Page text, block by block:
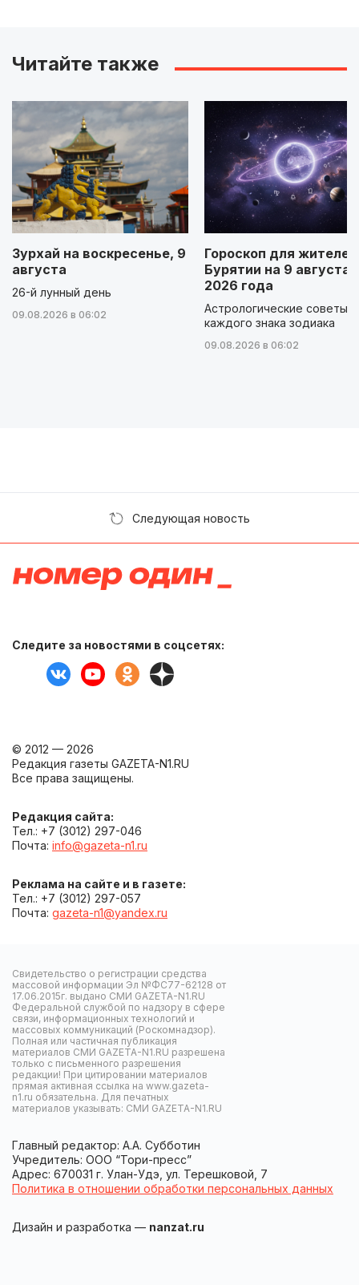
Читайте также
Зурхай на воскресенье, 9
августа
26-й лунный день
09.08.2026 в 06:02
Гороскоп для жителей
Бурятии на 9 августа
2026 года
Астрологические советы
каждого знака зодиака
09.08.2026 в 06:02
Следующая новость
Следите за новостями в соцсетях:
© 2012 — 2026
Редакция газеты GAZETA-N1.RU
Все права защищены.
Редакция сайта:
Тел.: +7 (3012) 297-046
Почта: info@gazeta-n1.ru
Реклама на сайте и в газете:
Тел.: +7 (3012) 297-057
Почта: gazeta-n1@yandex.ru
Свидетельство о регистрации средства
массовой информации Эл №ФС77-62128 от
17.06.2015г. выдано СМИ GAZETA-N1.RU
Федеральной службой по надзору в сфере
связи, информационных технологий и
массовых коммуникаций (Роскомнадзор).
Полная или частичная публикация
материалов СМИ GAZETA-N1.RU разрешена
только с письменного разрешения
редакции! При цитировании материалов
прямая активная ссылка на www.gazeta-
n1.ru обязательна. Для печатных
материалов указывать: СМИ GAZETA-N1.RU
Главный редактор: А.А. Субботин
Учредитель: ООО “Тори-пресс”
Адрес: 670031 г. Улан-Удэ, ул. Терешковой, 7
Политика в отношении обработки персональных данных
Дизайн и разработка — nanzat.ru